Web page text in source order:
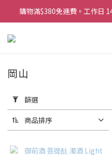
購物滿$380免運費。工作日
購物滿$380免運費。工作日
「720ml 清酒自由配
購物滿$380免運費。工作日
篩
選
(0/20)
商
岡山
篩選
商品排序